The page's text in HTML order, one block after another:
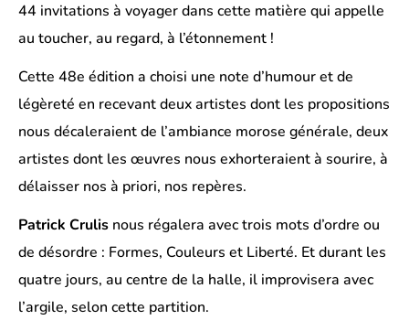
44 invitations à voyager dans cette matière qui appelle
au toucher, au regard, à l’étonnement !
Cette 48e édition a choisi une note d’humour et de
légèreté en recevant deux artistes dont les propositions
nous décaleraient de l’ambiance morose générale, deux
artistes dont les œuvres nous exhorteraient à sourire, à
délaisser nos à priori, nos repères.
Patrick Crulis nous régalera avec trois mots d’ordre ou
de désordre : Formes, Couleurs et Liberté. Et durant les
quatre jours, au centre de la halle, il improvisera avec
l’argile, selon cette partition.